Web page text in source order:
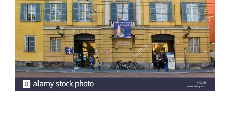
Attività
Pubblicazioni
Collezione